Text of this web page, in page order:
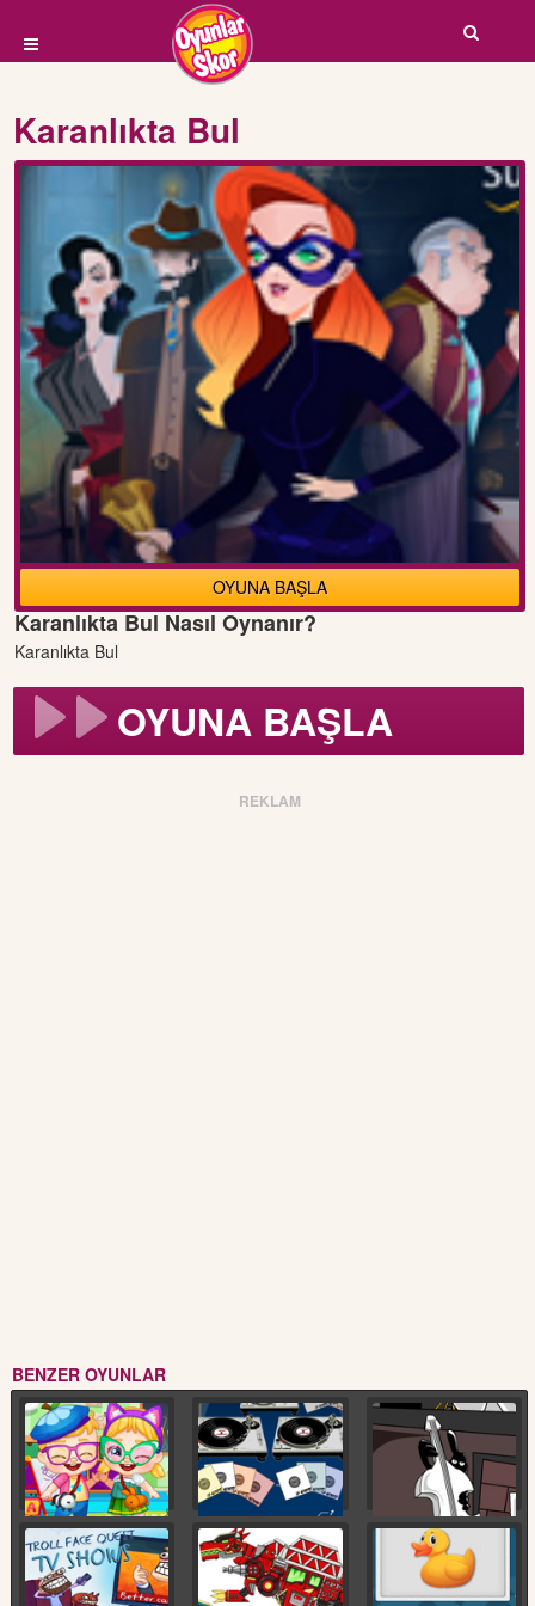
Karanlıkta Bul
OYUNA BAŞLA
Karanlıkta Bul Nasıl Oynanır?
Karanlıkta Bul
OYUNA BAŞLA
REKLAM
BENZER OYUNLAR
Çocuk Odası Kayıp
Eşya Bulma
DJ Orkestra